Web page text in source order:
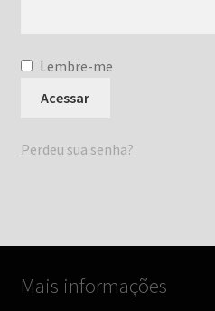
Lembre-me
Acessar
Perdeu sua senha?
Mais informações